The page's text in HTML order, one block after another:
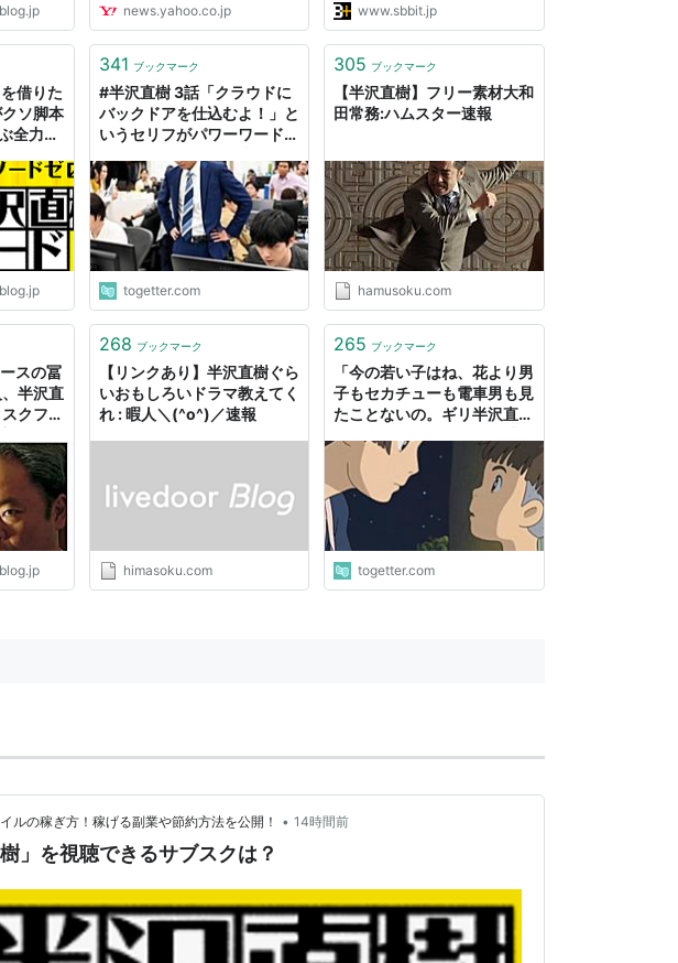
トル
関東地
区
聴率
ら倍返し! 悪い上司に立ち向かうニューヒーロー誕生!!5億を取り
? 社宅での妻たちの戦い出世か? 友情か?
19.4%
れ衣を振り払え! 悪者に倍返し 21.8%
司に倍返し! 部下のピンチを救えるか!? 裏切り者も出現
なるか! 上司と部下の裏切り 27.6%
向に…!? 生き残りをかけた戦 29.0%
しなるか 最後に土下座するのは誰だ!〜衝撃の結末!!友情か?裏切り
news.yahoo.co.jp www.sbbit.jp
借りた
ソ脚本
全力２
341 ブックマーク
#半沢直樹 3話「クラウドに
バックドアを仕込むよ！」と
いうセリフがパワーワードす
弱性放置か…」
togetter.com
305 ブックマーク
【半沢直樹】フリー素材大和
田常務:ハムスター速報
hamusoku.com
スの冨
半沢直
クフォ
268 ブックマーク
【リンクあり】半沢直樹ぐら
いおもしろいドラマ教えてく
れ : 暇人＼(^o^)／速報
himasoku.com
265 ブックマーク
「今の若い子はね、花より男
子もセカチューも電車男も見
たことないの。ギリ半沢直樹
で話題に出さないの」悲しみ
のポストに過去の名作ドラマ
続々集まる
togetter.com
ルの稼ぎ方！稼げる副業や節約方法を公開！ • 14時間前
樹」を視聴できるサブスクは？